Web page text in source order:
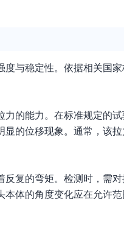
与稳定性。依据相关国
的能力。在标准规定的
的位移现象。通常，该
复的弯矩。检测时，需
体的角度变化应在允许